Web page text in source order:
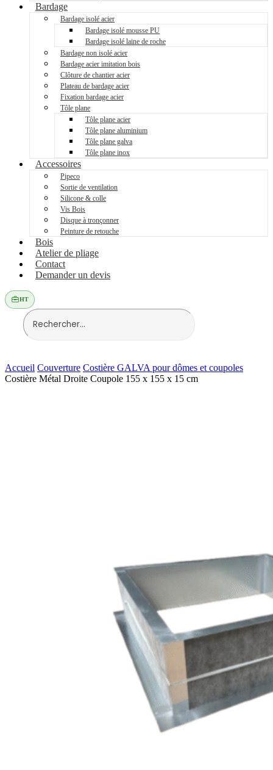
Bardage
Bardage isolé acier
Bardage isolé mousse PU
Bardage isolé laine de roche
Bardage non isolé acier
Bardage acier imitation bois
Clôture de chantier acier
Plateau de bardage acier
Fixation bardage acier
Tôle plane
Tôle plane acier
Tôle plane aluminium
Tôle plane galva
Tôle plane inox
Accessoires
Pipeco
Sortie de ventilation
Silicone & colle
Vis Bois
Disque à tronçonner
Peinture de retouche
Bois
Atelier de pliage
Contact
Demander un devis
HT
Accueil Couverture Costière GALVA pour dômes et coupoles
Costière Métal Droite Coupole 155 x 155 x 15 cm